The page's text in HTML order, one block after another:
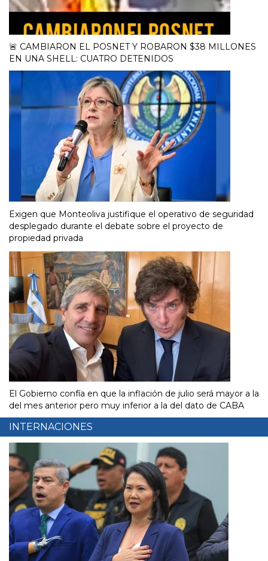
🚨 CAMBIARON EL POSNET Y ROBARON $38 MILLONES
EN UNA SHELL: CUATRO DETENIDOS
Exigen que Monteoliva justifique el operativo de seguridad
desplegado durante el debate sobre el proyecto de
propiedad privada
El Gobierno confía en que la inflación de julio será mayor a la
del mes anterior pero muy inferior a la del dato de CABA
INTERNACIONES